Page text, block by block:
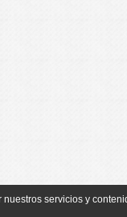
servicios y